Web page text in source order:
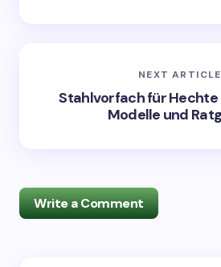
NEXT ARTICLE
Stahlvorfach für Hechte
Modelle und
Write a Comment